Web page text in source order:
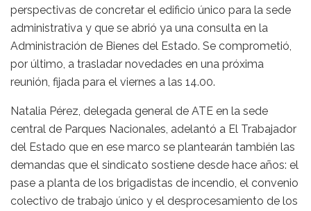
perspectivas de concretar el edificio único para la sede
administrativa y que se abrió ya una consulta en la
Administración de Bienes del Estado. Se comprometió,
por último, a trasladar novedades en una próxima
reunión, fijada para el viernes a las 14.00.
Natalia Pérez, delegada general de ATE en la sede
central de Parques Nacionales, adelantó a El Trabajador
del Estado que en ese marco se plantearán también las
demandas que el sindicato sostiene desde hace años: el
pase a planta de los brigadistas de incendio, el convenio
colectivo de trabajo único y el desprocesamiento de los